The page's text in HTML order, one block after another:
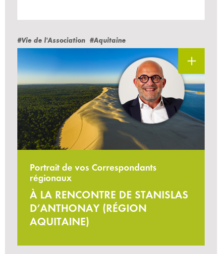
#Vie de l'Association #Aquitaine
Portrait de vos Correspondants
régionaux
À LA RENCONTRE DE STANISLAS
D’ANTHONAY (RÉGION
AQUITAINE)